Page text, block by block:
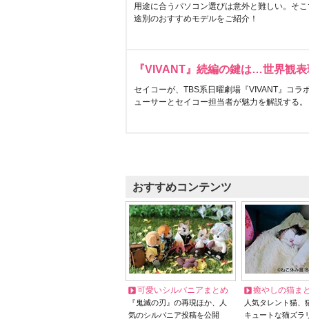
用途に合うパソコン選びは意外と難しい。そ
途別のおすすめモデルをご紹介！
『VIVANT』続編の鍵は…世界観
セイコーが、TBS系日曜劇場『VIVANT』コラ
ューサーとセイコー担当者が魅力を解説する。
おすすめコンテンツ
可愛いシルバニアまとめ
『鬼滅の刃』の再現ほか、人
気のシルバニア投稿を公開
癒やしの猫ま
人気タレント猫
キュートな猫ズラ